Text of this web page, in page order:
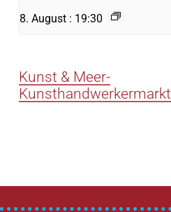
8. August : 19:30
Kunst & Meer-
Kunsthandwerkermarkt